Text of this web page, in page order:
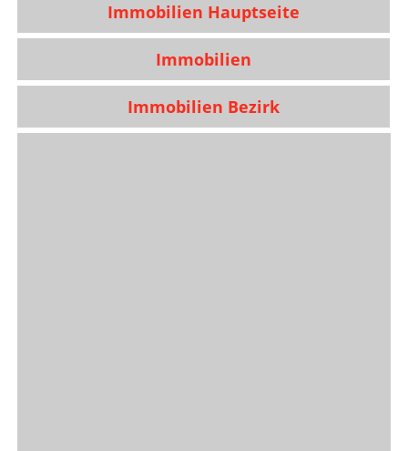
Immobilien Hauptseite
Immobilien
Immobilien Bezirk